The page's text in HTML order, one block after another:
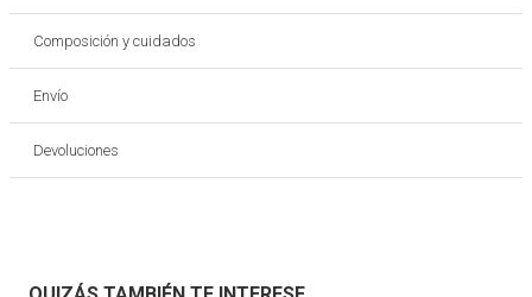
Composición y cuidados
Envío
Devoluciones